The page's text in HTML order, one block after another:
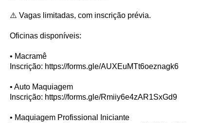
⚠️ Vagas limitadas, com inscrição prévia.
Oficinas disponíveis:
• Macramê
Inscrição: https://forms.gle/AUXEuMTt6oeznagk6
• Auto Maquiagem
Inscrição: https://forms.gle/Rmiiy6e4zAR1SxGd9
• Maquiagem Profissional Iniciante